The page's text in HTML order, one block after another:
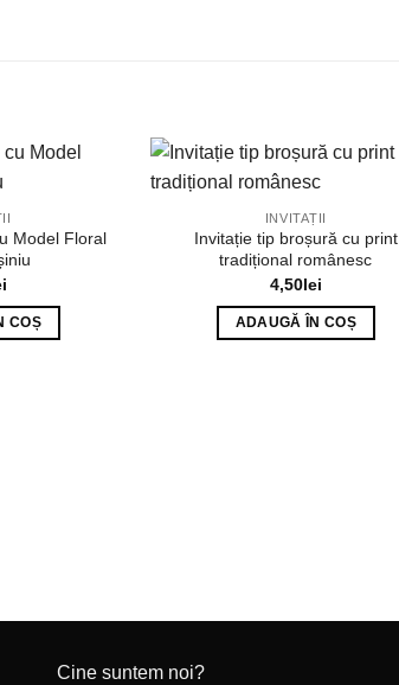
Model Floral
COȘ
INVITAȚII
Invitație tip broșură cu print
tradițional românesc
4,50lei
ADAUGĂ ÎN COȘ
Cine suntem noi?